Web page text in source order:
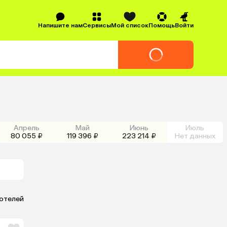
Напишите намСервисыМой списокПомощьВойти
Апрель
80 055 ₽
Май
119 396 ₽
Июнь
223 214 ₽
Июль
Нет данных